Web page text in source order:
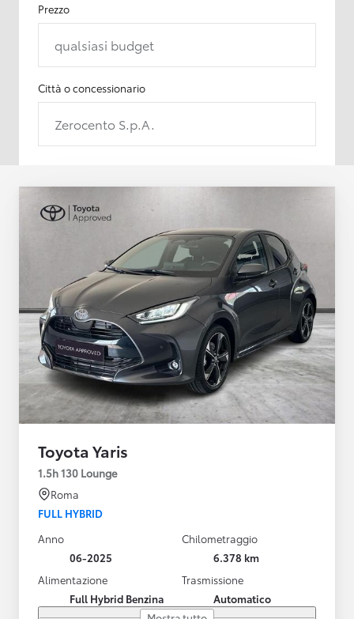
Prezzo
qualsiasi budget
Città o concessionario
Zerocento S.p.A.
Toyota Yaris
1.5h 130 Lounge
Roma
FULL HYBRID
Anno
06-2025
Chilometraggio
6.378 km
Alimentazione
Full Hybrid Benzina
Trasmissione
Automatico